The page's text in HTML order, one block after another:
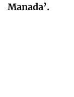
Manada’.